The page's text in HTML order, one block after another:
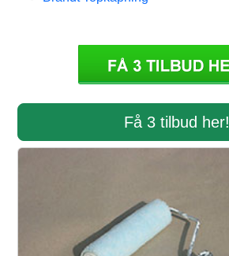
Få 3 tilbud her!